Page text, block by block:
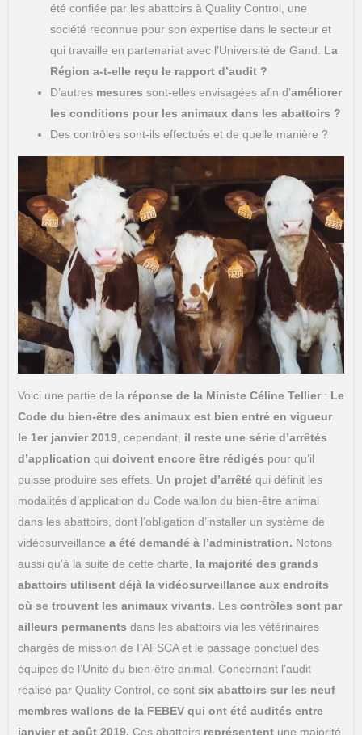
été confiée par les abattoirs à Quality Control, une
société reconnue pour son expertise dans le secteur et
qui travaille en partenariat avec l’Université de Gand.
La
Région a-t-elle reçu le rapport d’audit ?
D’autres mesures sont-elles envisagées afin d’améliorer
les conditions pour les animaux dans les abattoirs ?
Des contrôles sont-ils effectués et de quelle manière ?
Voici une partie de la réponse de la Ministe Céline Tellier : Le
Code du bien-être des animaux est bien entré en vigueur
le 1er janvier 2019, cependant, il reste une série d’arrêtés
d’application qui doivent encore être rédigés pour qu’il
puisse produire ses effets. Un projet d’arrêté qui définit les
modalités d’application du Code wallon du bien-être animal
dans les abattoirs, dont l’obligation d’installer un système de
vidéosurveillance a été demandé à l’administration. Notons
aussi qu’à la suite de cette charte, la majorité des grands
abattoirs utilisent déjà la vidéosurveillance aux endroits
où se trouvent les animaux vivants. Les contrôles sont par
ailleurs permanents dans les abattoirs via les vétérinaires
chargés de mission de I’AFSCA et le passage ponctuel des
équipes de l’Unité du bien-être animal. Concernant l’audit
réalisé par Quality Control, ce sont six abattoirs sur les neuf
membres wallons de la FEBEV qui ont été audités entre
janvier et août 2019. Ces abattoirs représentent une majorité